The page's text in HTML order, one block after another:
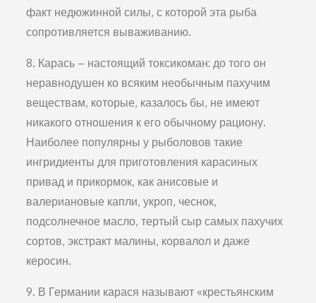
факт недюжинной силы, с которой эта рыба
сопротивляется вываживанию.
8. Карась – настоящий токсикоман: до того он
неравнодушен ко всяким необычным пахучим
веществам, которые, казалось бы, не имеют
никакого отношения к его обычному рациону.
Наиболее популярны у рыболовов такие
ингридиенты для приготовления карасиных
привад и прикормок, как анисовые и
валериановые капли, укроп, чеснок,
подсолнечное масло, тертый сыр самых пахучих
сортов, экстракт малины, корвалол и даже
керосин.
9. В Германии карася называют «крестьянским